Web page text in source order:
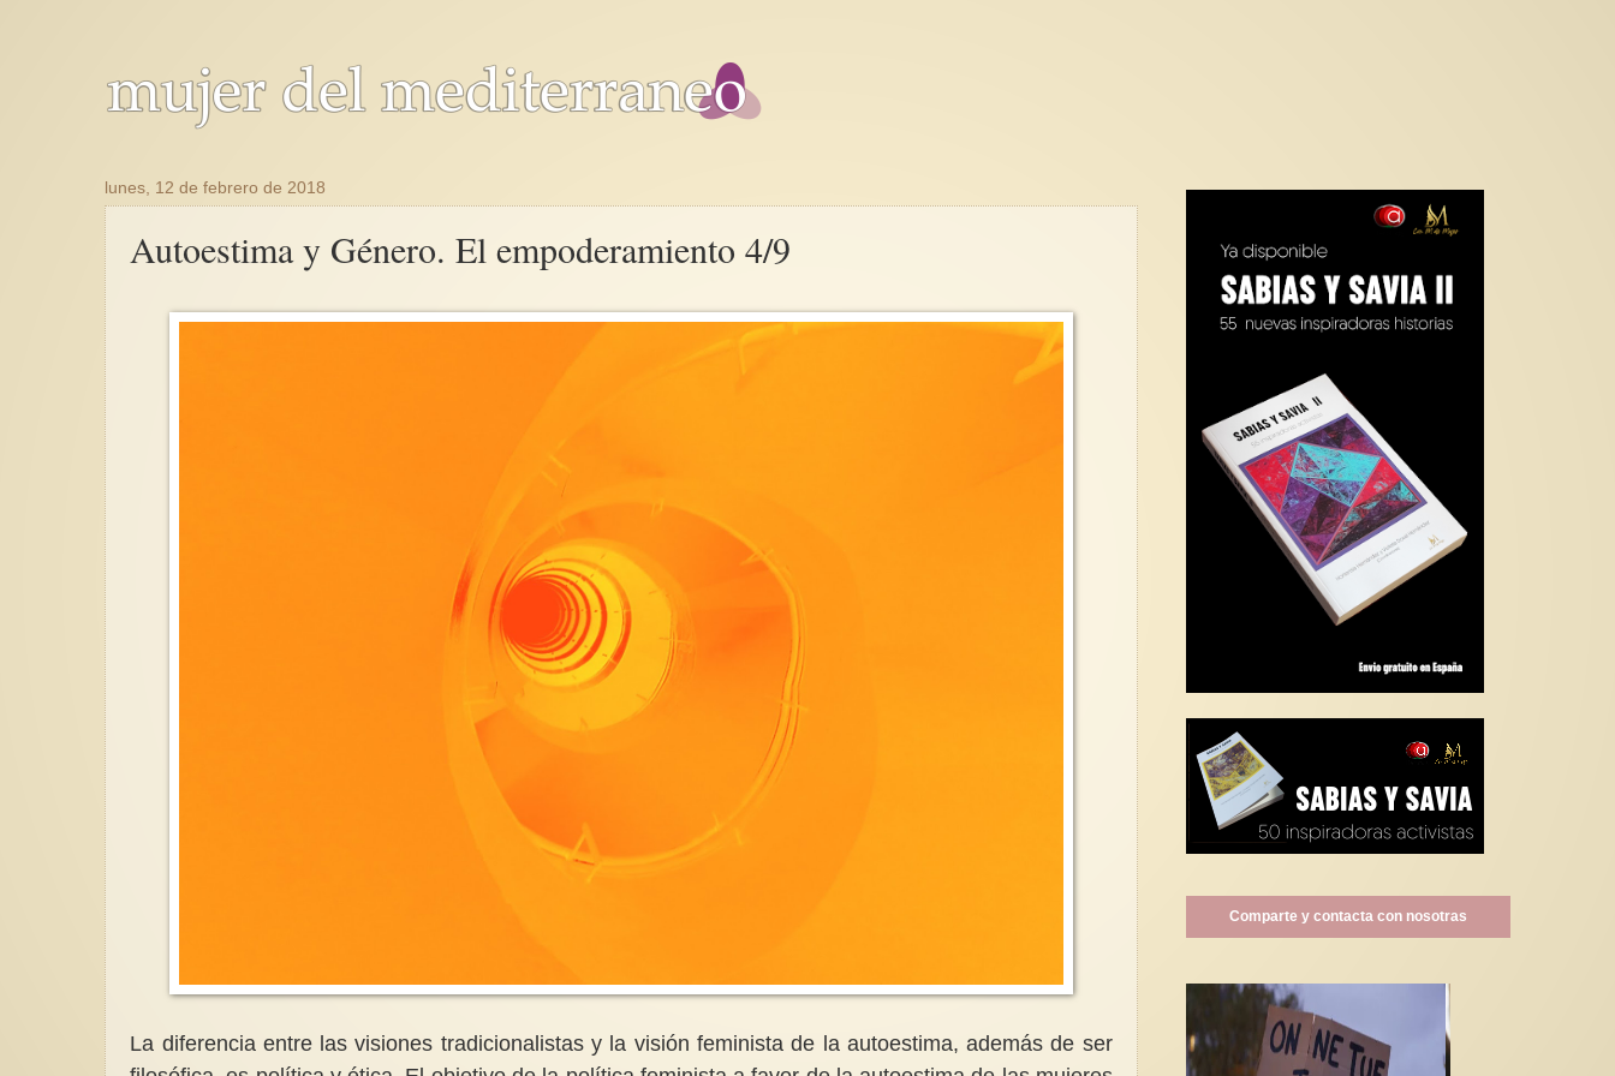
lunes, 12 de febrero de 2018
Autoestima y Género. El empoderamiento 4/9
La diferencia entre las visiones tradicionalistas y la visión feminista de la autoestima, además de ser
Comparte y contacta con nosotras